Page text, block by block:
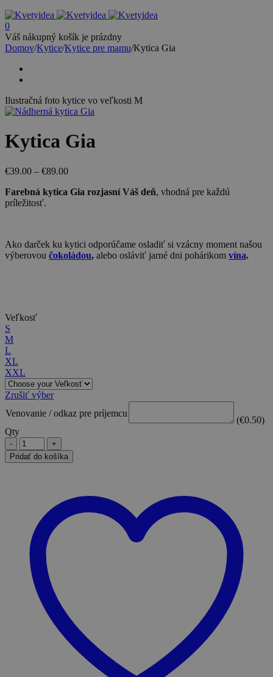
0
Váš nákupný košík je prázdny
Domov/Kytice/Kytice pre mamu/Kytica Gia
Ilustračná foto kytice vo veľkosti M
Kytica Gia
€39.00 – €89.00
Farebná kytica Gia rozjasní Váš deň, vhodná pre každú
príležitosť.
Ako darček ku kytici odporúčame osladiť si vzácny moment našou
výberovou čokoládou, alebo osláviť jarné dni pohárikom vína.
Veľkosť
S
M
L
XL
XXL
Zrušiť výber
Venovanie / odkaz pre príjemcu
(€0.50)
Qty
Pridať do košíka